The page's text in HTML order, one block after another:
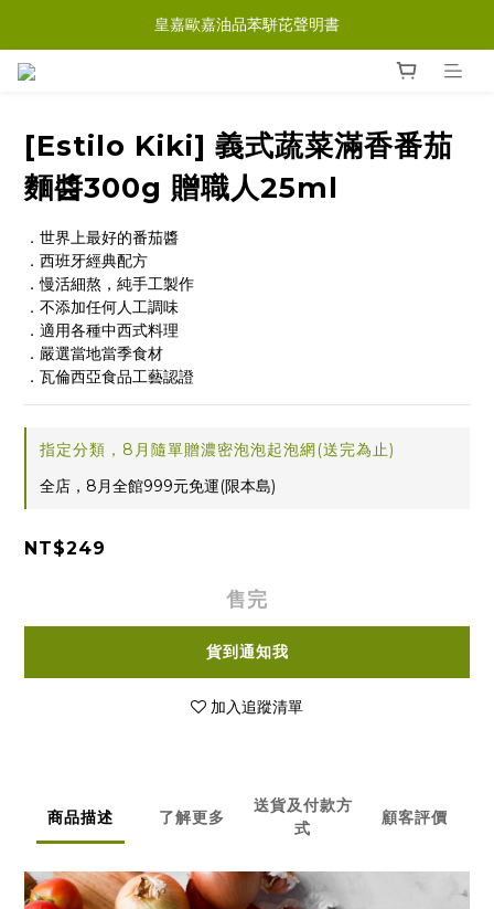
皇嘉歐嘉油品苯駢芘聲明書
[Estilo Kiki] 義式蔬菜滿香番茄
麵醬300g 贈職人25ml
．世界上最好的番茄醬
．西班牙經典配方
．慢活細熬，純手工製作
．不添加任何人工調味
．適用各種中西式料理
．嚴選當地當季食材
．瓦倫西亞食品工藝認證
指定分類，8月隨單贈濃密泡泡起泡網(送完為止)
全店，8月全館999元免運(限本島)
NT$249
售完
貨到通知我
加入追蹤清單
商品描述 了解更多
送貨及付款方
式
顧客評價